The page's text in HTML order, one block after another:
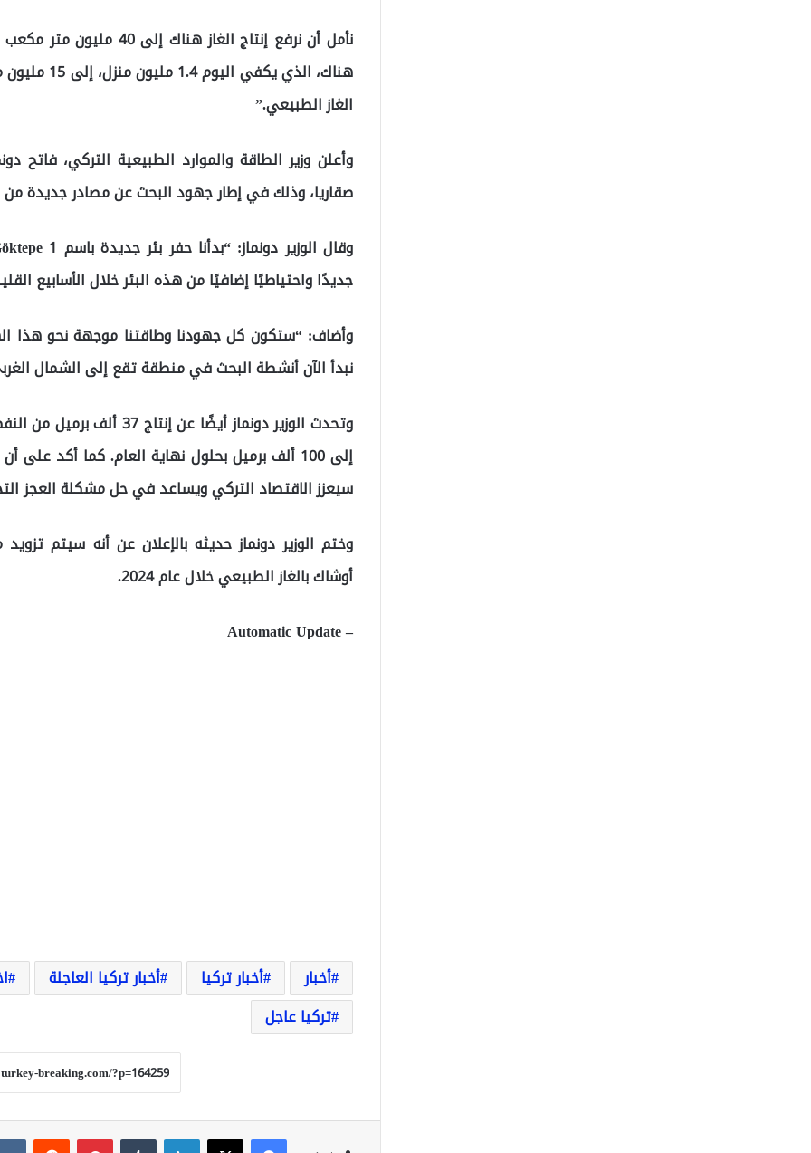
نأمل أن نرفع إنتاج الغاز
الغاز الطبيعي.”
وأعلن وزير الطاقة والموارد الطبيعية التركي، فاتح
صقاريا، وذلك في إطار جهود البحث عن مصادر جديدة من
جديدًا واحتياطيًا إضافيًا من هذه البئر خلال الأسابيع
نبدأ الآن أنشطة البحث في منطقة تقع إلى الشمال
وتحدث الوزير دونماز أيضًا
سيعزز الاقتصاد التركي ويساعد في حل مشكلة العجز
وختم الوزير دونماز حديثه بالإعلان عن أنه سيتم
أوشاك بالغاز الطبيعي خلال عام 2024.
– Automatic Update
أخبار أخبار تركيا أخبار تركيا العاجلة
تركيا عاجل
فيسبوك‫X لينكدإن بينتيريست